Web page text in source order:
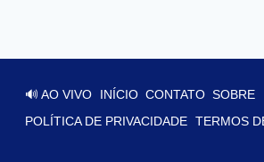
🔊 AO VIVO INÍCIO CONTATO SOBRE
POLÍTICA DE PRIVACIDADE TERMOS